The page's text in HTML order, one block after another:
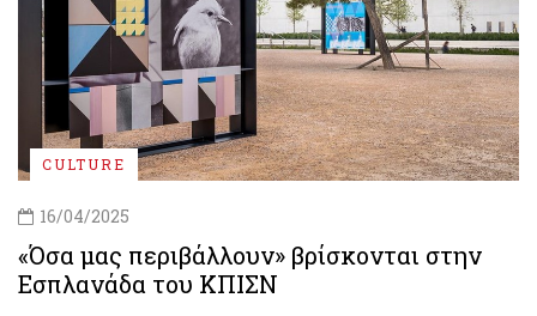
CULTURE
16/04/2025
«Όσα μας περιβάλλουν» βρίσκονται στην
Εσπλανάδα του ΚΠΙΣΝ